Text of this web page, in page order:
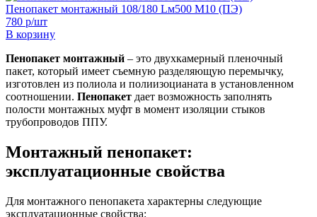
Пенопакет монтажный 108/180 Lм500 М10 (ПЭ)
780 р/шт
В корзину
Пенопакет монтажный – это двухкамерный пленочный
пакет, который имеет съемную разделяющую перемычку,
изготовлен из полиола и полиизоцианата в установленном
соотношении. Пенопакет дает возможность заполнять
полости монтажных муфт в момент изоляции стыков
трубопроводов ППУ.
Монтажный пенопакет:
эксплуатационные свойства
Для монтажного пенопакета характерны следующие
эксплуатационные свойства: